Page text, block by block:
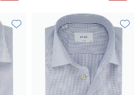
Toevoegen aan favorieten